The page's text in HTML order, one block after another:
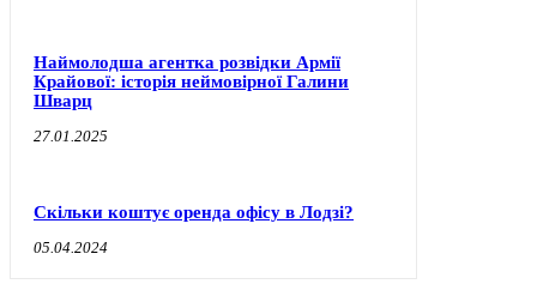
Наймолодша агентка розвідки Армії
Крайової: історія неймовірної Галини
Шварц
27.01.2025
Скільки коштує оренда офісу в Лодзі?
05.04.2024